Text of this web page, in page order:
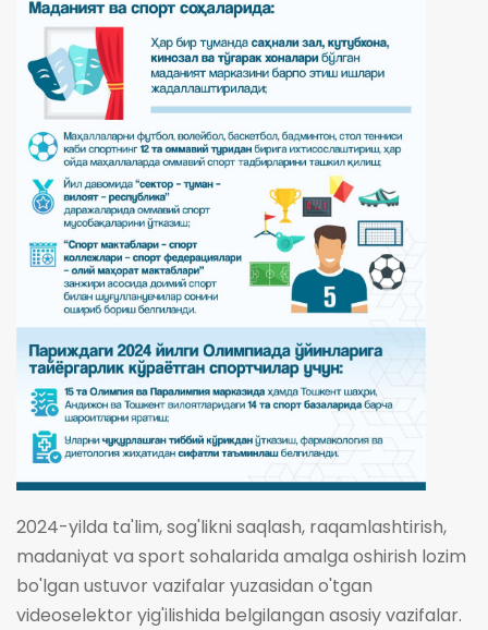
2024-yilda ta'lim, sog'likni saqlash, raqamlashtirish,
madaniyat va sport sohalarida amalga oshirish lozim
bo'lgan ustuvor vazifalar yuzasidan o'tgan
videoselektor yig'ilishida belgilangan asosiy vazifalar.